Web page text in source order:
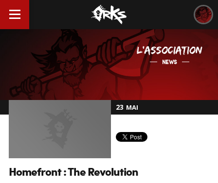
L'ASSOCIATION
NEWS
23 MAI
Homefront : The Revolution